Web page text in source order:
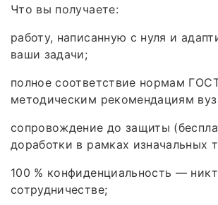
Что вы получаете:
работу, написанную с нуля и
ваши задачи;
полное соответствие нормам
методическим рекомендациям
сопровождение до защиты
доработки в рамках изначальных
100 % конфиденциальность —
сотрудничестве;